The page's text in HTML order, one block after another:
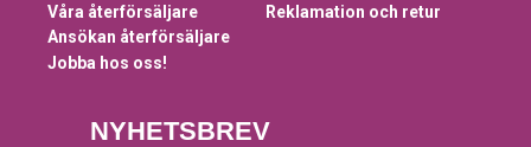
Våra återförsäljare
Ansökan återförsäljare
Jobba hos oss!
Reklamation och retur